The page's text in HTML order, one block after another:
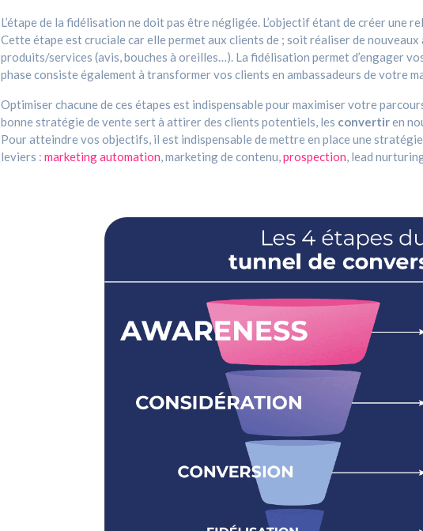
L’étape de la fidélisation ne doit pas être négligée. L’objectif étant de créer une
Cette étape est cruciale car elle permet aux clients de ; soit réaliser de nouveaux
produits/services (avis, bouches à oreilles…). La fidélisation permet d’engager
phase consiste également à transformer vos clients en ambassadeurs de votre
Optimiser chacune de ces étapes est indispensable pour maximiser votre
bonne stratégie de vente sert à attirer des clients potentiels, les convertiren
Pour atteindre vos objectifs, il est indispensable de mettre en place une
leviers : marketing automation, marketing de contenu,prospection, lead